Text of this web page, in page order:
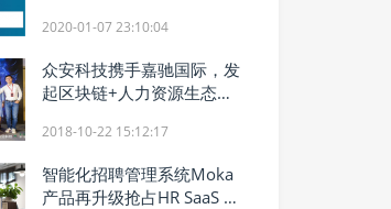
2020-01-07 23:10:04
众安科技携手嘉驰国际，发
起区块链+人力资源生态联
2018-10-22 15:12:17
智能化招聘管理系统Moka
产品再升级抢占HR SaaS 市